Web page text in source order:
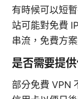
有時候可以短
站可能對免費
串流，免費方
是否需要提
部分免費 VPN